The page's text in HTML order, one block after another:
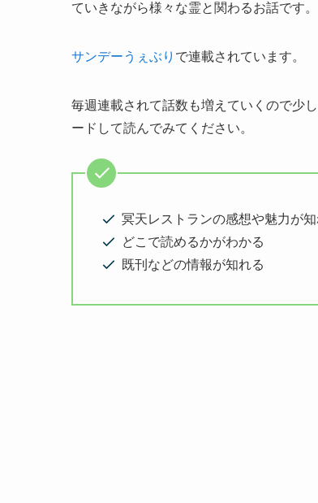
ていきながら様々な霊と関わるお話です。
サンデーうぇぶり で連載されています。
毎週連載されて話数も増えていくので少
ードして読んでみてください。
冥天レストランの感想や魅力が知
どこで読めるかがわかる
既刊などの情報が知れる